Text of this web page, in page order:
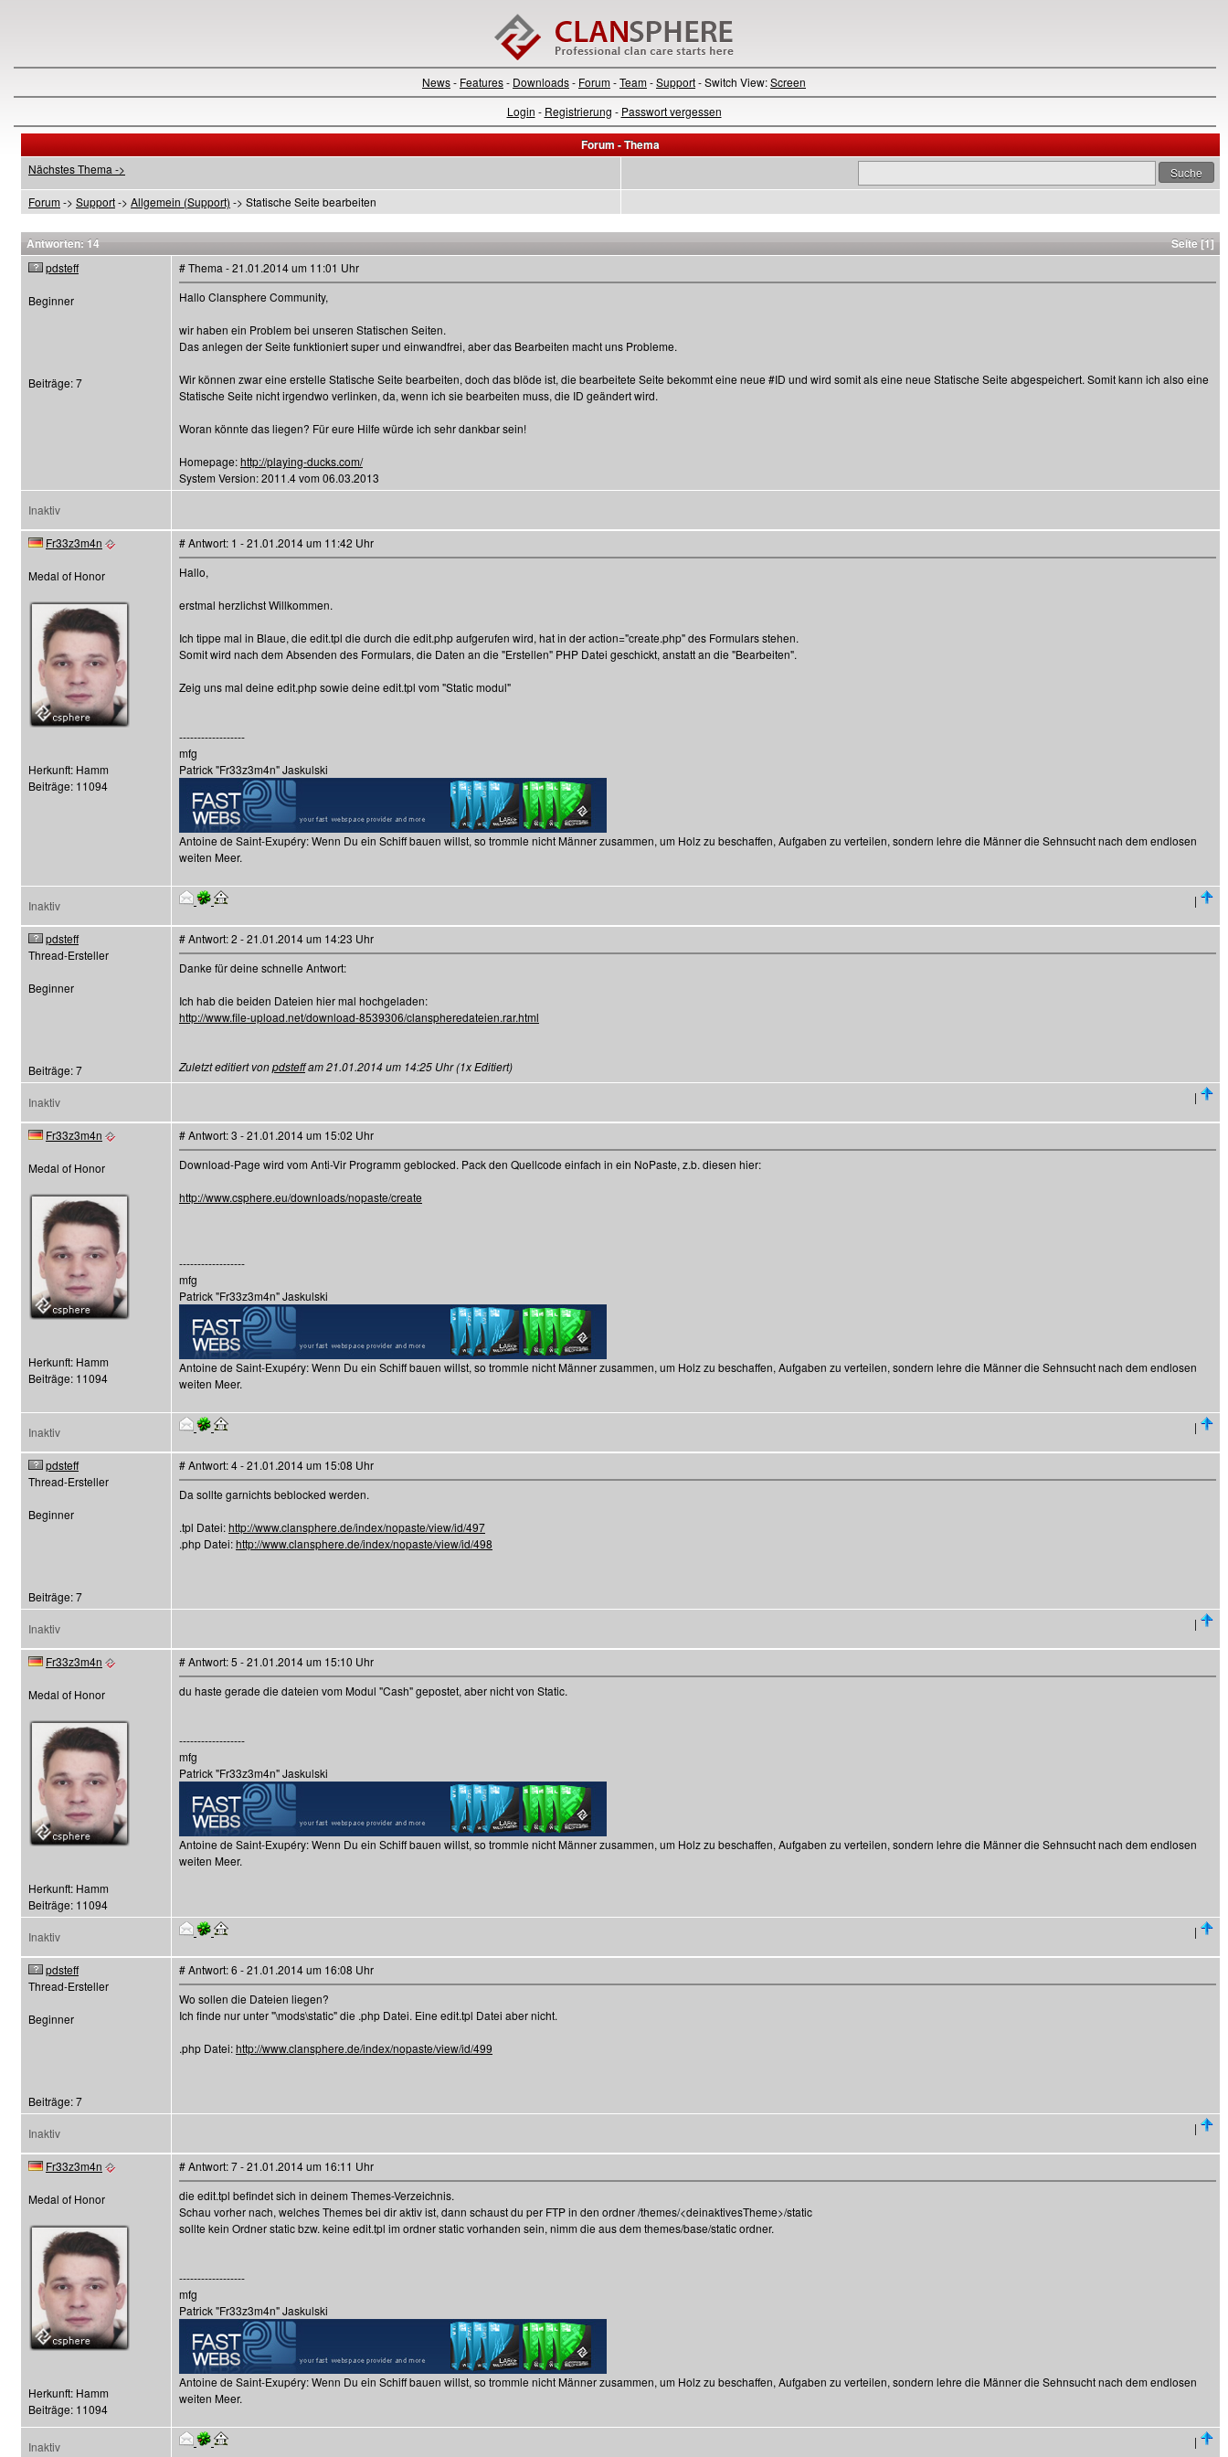
News- Features- Downloads- Forum-Team-Support- Switch View:Screen
Login - Registrierung - Passwort vergessen
Forum - Thema
Nächstes Thema ->
Forum-> Support-> Allgemein (Support) -> Statische Seite bearbeiten
Antworten: 14 Seite [1]
pdsteff
Beginner
Beiträge: 7
# Thema - 21.01.2014 um 11:01 Uhr
Hallo Clansphere Community,
wir haben ein Problem bei unseren Statischen Seiten.
Das anlegen der Seite funktioniert super und einwandfrei, aber das Bearbeiten macht uns Probleme.
Wir können zwar eine erstelle Statische Seite bearbeiten, doch das blöde ist, die bearbeitete Seite bekommt eine neue #ID und wird somit als eine neue Statische Seite abgespeichert. Somit kann ich also eine
Statische Seite nicht irgendwo verlinken, da, wenn ich sie bearbeiten muss, die ID geändert wird.
Woran könnte das liegen? Für eure Hilfe würde ich sehr dankbar sein!
Homepage:http://playing-ducks.com/
System Version: 2011.4 vom 06.03.2013
Inaktiv
Fr33z3m4n
Medal of Honor
Herkunft: Hamm
Beiträge: 11094
# Antwort: 1 - 21.01.2014 um 11:42 Uhr
Hallo,
erstmal herzlichst Willkommen.
Ich tippe mal in Blaue, die edit.tpl die durch die edit.php aufgerufen wird, hat in der action="create.php" des Formulars stehen.
Somit wird nach dem Absenden des Formulars, die Daten an die "Erstellen" PHP Datei geschickt, anstatt an die "Bearbeiten".
Zeig uns mal deine edit.php sowie deine edit.tpl vom "Static modul"
------------------
mfg
Patrick "Fr33z3m4n" Jaskulski
Antoine de Saint-Exupéry: Wenn Du ein Schiff bauen willst, so trommle nicht Männer zusammen, um Holz zu beschaffen, Aufgaben zu verteilen, sondern lehre die Männer die Sehnsucht nach dem endlosen
weiten Meer.
Inaktiv |
pdsteff
Thread-Ersteller
Beginner
Beiträge: 7
# Antwort: 2 - 21.01.2014 um 14:23 Uhr
Danke für deine schnelle Antwort:
Ich hab die beiden Dateien hier mal hochgeladen:
http://www.file-upload.net/download-8539306/clanspheredateien.rar.html
Zuletzt editiert vonpdsteffam 21.01.2014 um 14:25 Uhr (1x Editiert)
Inaktiv |
Fr33z3m4n
Medal of Honor
Herkunft: Hamm
Beiträge: 11094
# Antwort: 3 - 21.01.2014 um 15:02 Uhr
Download-Page wird vom Anti-Vir Programm geblocked. Pack den Quellcode einfach in ein NoPaste, z.b. diesen hier:
http://www.csphere.eu/downloads/nopaste/create
------------------
mfg
Patrick "Fr33z3m4n" Jaskulski
Antoine de Saint-Exupéry: Wenn Du ein Schiff bauen willst, so trommle nicht Männer zusammen, um Holz zu beschaffen, Aufgaben zu verteilen, sondern lehre die Männer die Sehnsucht nach dem endlosen
weiten Meer.
Inaktiv |
pdsteff
Thread-Ersteller
Beginner
Beiträge: 7
# Antwort: 4 - 21.01.2014 um 15:08 Uhr
Da sollte garnichts beblocked werden.
.tpl Datei:http://www.clansphere.de/index/nopaste/view/id/497
.php Datei:http://www.clansphere.de/index/nopaste/view/id/498
Inaktiv |
Fr33z3m4n
Medal of Honor
Herkunft: Hamm
Beiträge: 11094
# Antwort: 5 - 21.01.2014 um 15:10 Uhr
du haste gerade die dateien vom Modul "Cash" gepostet, aber nicht von Static.
------------------
mfg
Patrick "Fr33z3m4n" Jaskulski
Antoine de Saint-Exupéry: Wenn Du ein Schiff bauen willst, so trommle nicht Männer zusammen, um Holz zu beschaffen, Aufgaben zu verteilen, sondern lehre die Männer die Sehnsucht nach dem endlosen
weiten Meer.
Inaktiv |
pdsteff
Thread-Ersteller
Beginner
Beiträge: 7
# Antwort: 6 - 21.01.2014 um 16:08 Uhr
Wo sollen die Dateien liegen?
Ich finde nur unter "\mods\static" die .php Datei. Eine edit.tpl Datei aber nicht.
.php Datei:http://www.clansphere.de/index/nopaste/view/id/499
Inaktiv |
Fr33z3m4n
Medal of Honor
Herkunft: Hamm
Beiträge: 11094
# Antwort: 7 - 21.01.2014 um 16:11 Uhr
die edit.tpl befindet sich in deinem Themes-Verzeichnis.
Schau vorher nach, welches Themes bei dir aktiv ist, dann schaust du per FTP in den ordner /themes/<deinaktivesTheme>/static
sollte kein Ordner static bzw. keine edit.tpl im ordner static vorhanden sein, nimm die aus dem themes/base/static ordner.
------------------
mfg
Patrick "Fr33z3m4n" Jaskulski
Antoine de Saint-Exupéry: Wenn Du ein Schiff bauen willst, so trommle nicht Männer zusammen, um Holz zu beschaffen, Aufgaben zu verteilen, sondern lehre die Männer die Sehnsucht nach dem endlosen
weiten Meer.
Inaktiv |